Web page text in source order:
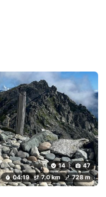
14
47
04:19
7.0 km 728 m